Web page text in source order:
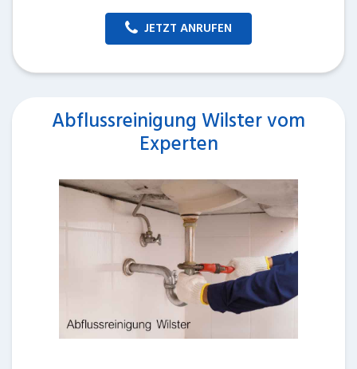
JETZT ANRUFEN
Abflussreinigung Wilster vom
Experten